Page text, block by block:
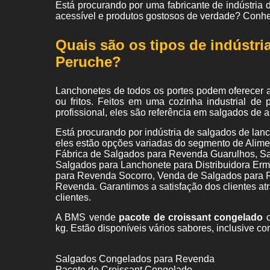
Está procurando por uma fabricante de
acessível e produtos gostosos de verdade?
Quais são os tipos de
Peruche?
Lanchonetes de todos os portes podem
ou fritos. Feitos em uma cozinha industrial de
profissional, eles são referência em salgados de
Está procurando por indústria de salgados de
eles estão opções variadas do segmento de
Fábrica de Salgados para Revenda Guarulhos,
Salgados para Lanchonete para Distribuidora
para Revenda Socorro, Venda de Salgados
Revenda. Garantimos a satisfação dos clientes
clientes.
A BMS vende pacote de croissant congelado
kg. Estão disponíveis vários sabores, inclusive
Salgados Congelados para Revenda